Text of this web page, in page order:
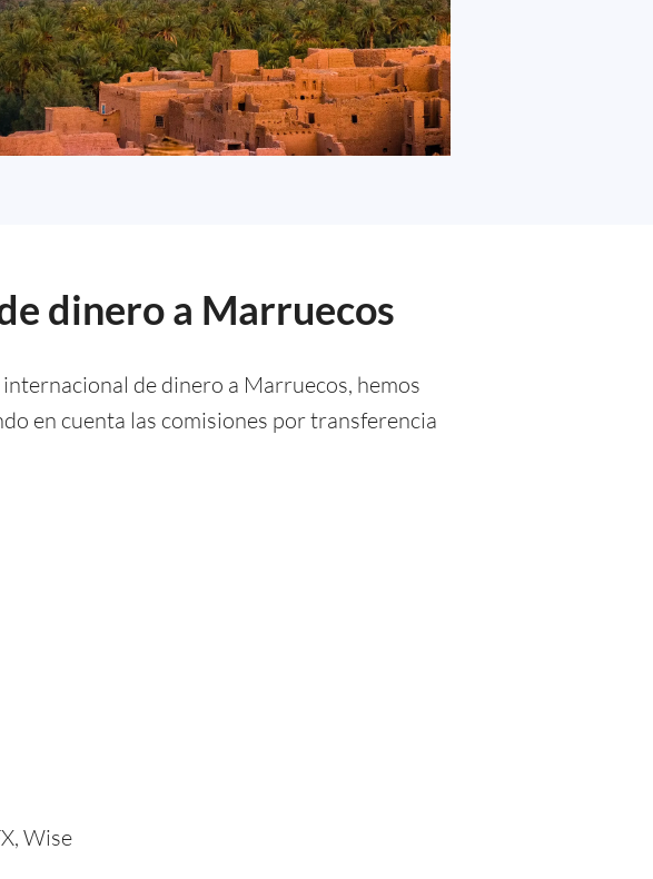
dinero a Marruecos
de dinero a Marruecos, hemos
en cuenta las comisiones por transferencia
Wise